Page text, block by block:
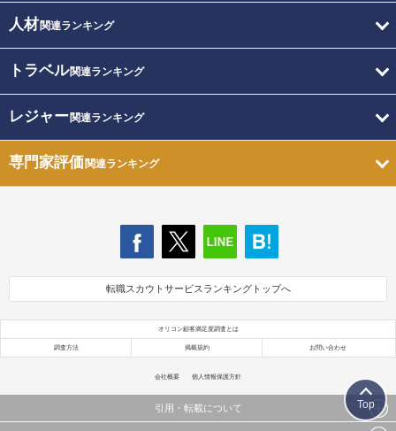
人材関連ランキング
トラベル関連ランキング
レジャー関連ランキング
専門家評価関連ランキング
転職スカウトサービスランキングトップへ
オリコン顧客満足度調査とは
調査方法 掲載規約 お問い合わせ
会社概要 個人情報保護方針
引用・転載について Top